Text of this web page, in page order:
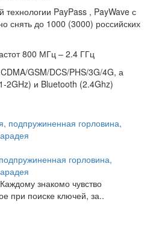
технологии PayPass , PayWave с
снять до 1000 (3000) российских
800 МГц – 2.4 ГГц
GSM/DCS/PHS/3G/4G, а
2GHz) и Bluetooth (2.4Ghz)
горловина,
знакомо чувство
при поиске ключей, за..